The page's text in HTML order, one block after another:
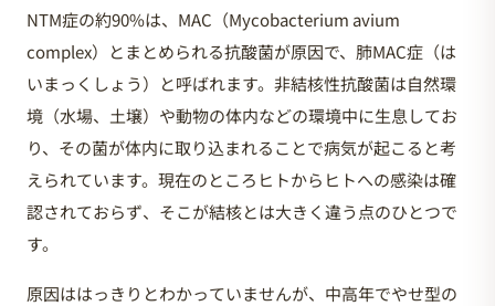
NTM症の約90%は、MAC（Mycobacterium avium
complex）とまとめられる抗酸菌が原因で、肺MAC症（は
いまっくしょう）と呼ばれます。非結核性抗酸菌は自然環
境（水場、土壌）や動物の体内などの環境中に生息してお
り、その菌が体内に取り込まれることで病気が起こると考
えられています。現在のところヒトからヒトへの感染は確
認されておらず、そこが結核とは大きく違う点のひとつで
す。
原因ははっきりとわかっていませんが、中高年でやせ型の